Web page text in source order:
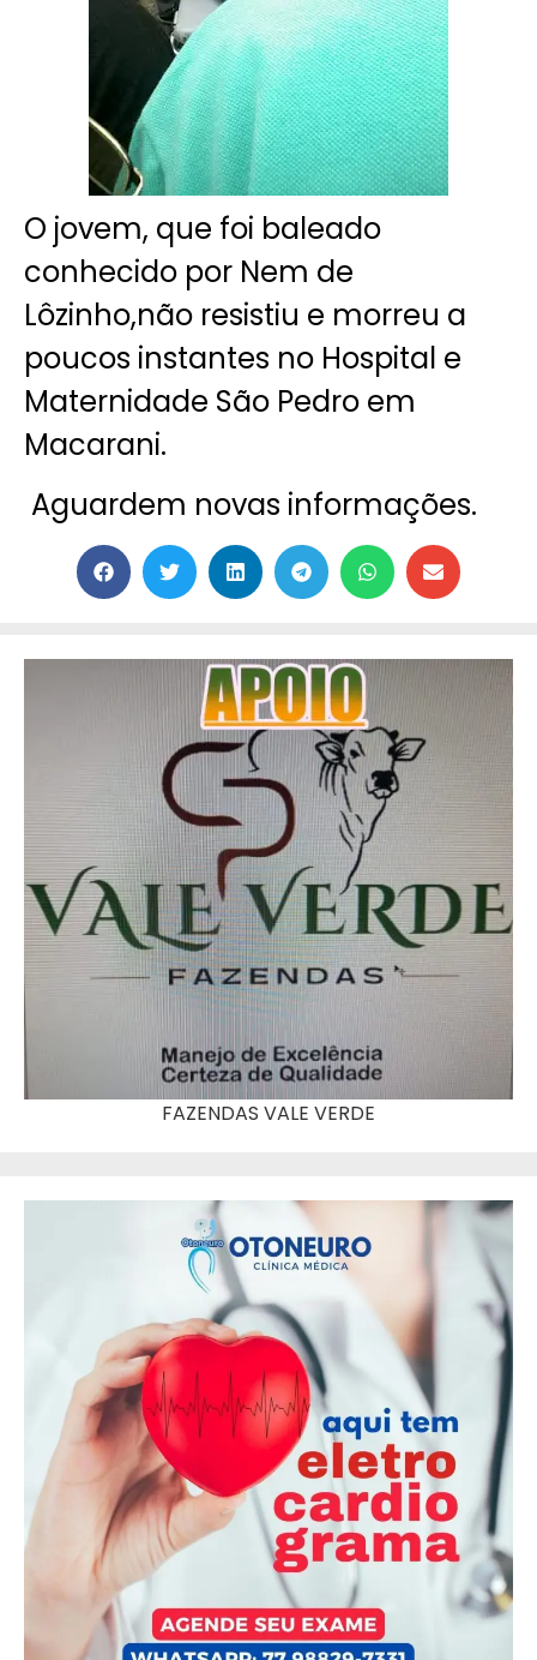
O jovem, que foi baleado
conhecido por Nem de
Lôzinho,não resistiu e morreu a
poucos instantes no Hospital e
Maternidade São Pedro em
Macarani.
Aguardem novas informações.
FAZENDAS VALE VERDE